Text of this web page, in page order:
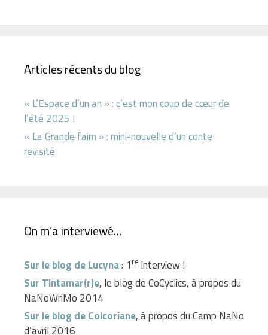
Articles récents du blog
« L’Espace d’un an » : c’est mon coup de cœur de
l’été 2025 !
« La Grande faim » : mini-nouvelle d’un conte
revisité
On m’a interviewé…
Sur le blog de Lucyna: 1 re interview !
Sur Tintamar(r)e, le blog de CoCyclics, à propos du
NaNoWriMo 2014
Sur le blog de Colcoriane, à propos du Camp NaNo
d’avril 2016